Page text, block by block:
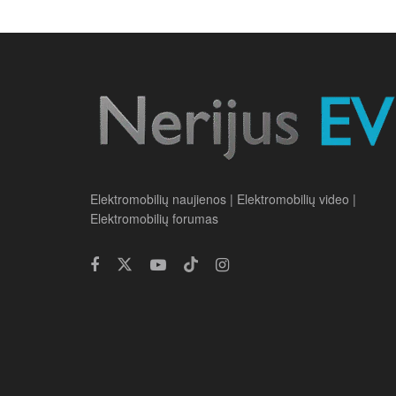
Elektromobilių naujienos | Elektromobilių video |
Elektromobilių forumas